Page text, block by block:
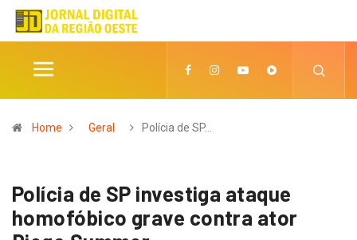
Home Geral Polícia de SP…
Polícia de SP investiga ataque
homofóbico grave contra ator